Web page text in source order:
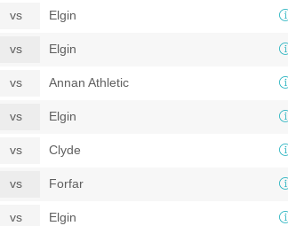
vs Elgin
vs Elgin
vs Annan Athletic
vs Elgin
vs Clyde
vs Forfar
vs Elgin